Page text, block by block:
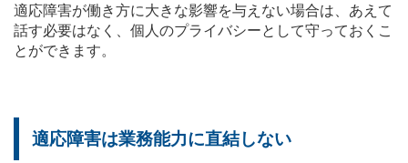
適応障害が働き方に大きな影響を与えない場合は、あえて
話す必要はなく、個人のプライバシーとして守っておくこ
とができます。
適応障害は業務能力に直結しない